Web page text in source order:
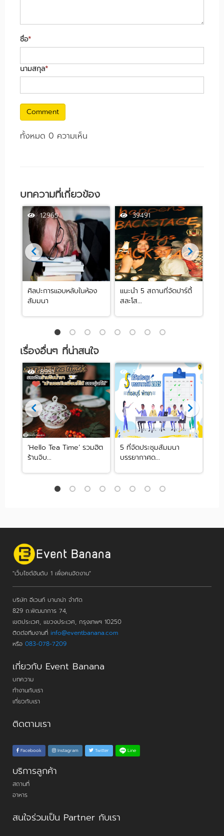
ชื่อ*
นามสกุล*
Comment
ทั้งหมด 0 ความเห็น
บทความที่เกี่ยวข้อง
12965
ศิลปะการแอบหลับในห้อง
สัมมนา
39491
แนะนำ 5 สถานที่จัดปาร์ตี้
สละโส...
เรื่องอื่นๆ ที่น่าสนใจ
8951
‘Hello Tea Time’ รวมฮิต
ร้านจิบ...
84626
5 ที่จัดประชุมสัมมนา
บรรยากาศด...
"เว็บไซต์อันดับ 1 เพื่อคนจัดงาน"
บริษัท อีเวนท์ บานาน่า จำกัด
829 ถ.พัฒนาการ 74,
เขตประเวศ, แขวงประเวศ, กรุงเทพฯ 10250
ติดต่อทีมงานที่ info@eventbanana.com
หรือ 083-078-7209
เกี่ยวกับ Event Banana
บทความ
ทำงานกับเรา
เกี่ยวกับเรา
ติดตามเรา
Facebook Instagram Twitter Line
บริการลูกค้า
สถานที่
อาหาร
สนใจร่วมเป็น Partner กับเรา